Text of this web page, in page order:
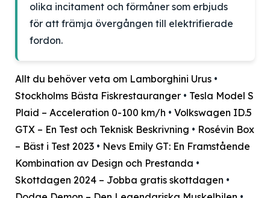
olika incitament och förmåner som erbjuds
för att främja övergången till elektrifierade
fordon.
Allt du behöver veta om Lamborghini Urus •
Stockholms Bästa Fiskrestauranger • Tesla Model S
Plaid – Acceleration 0-100 km/h • Volkswagen ID.5
GTX – En Test och Teknisk Beskrivning • Rosévin Box
– Bäst i Test 2023 • Nevs Emily GT: En Framstående
Kombination av Design och Prestanda •
Skottdagen 2024 – Jobba gratis skottdagen •